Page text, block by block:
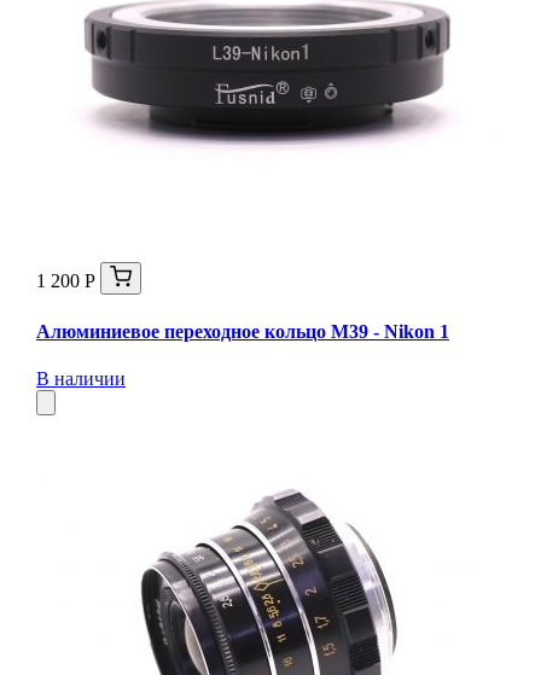
1 200 Р
Алюминиевое переходное кольцо M39 - Nikon 1
В наличии